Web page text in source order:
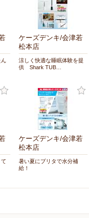
ケーズデンキ/会津若
松本店
涼しく快適な睡眠体験を提
供 Shark TUB…
ケーズデンキ/会津若
松本店
暑い夏にブリタで水分補
給！